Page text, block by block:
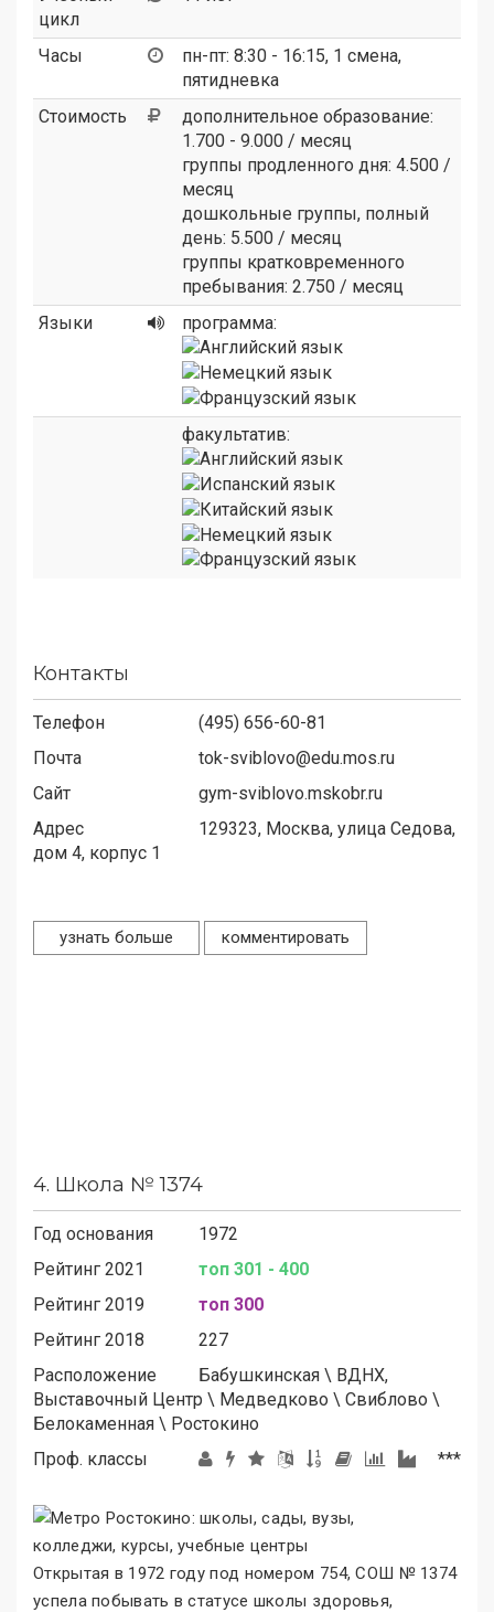
цикл
Часы
пн-пт: 8:30 - 16:15, 1 смена,
пятидневка
Стоимость
дополнительное образование:
1.700 - 9.000 / месяц
группы продленного дня: 4.500 /
месяц
дошкольные группы, полный
день: 5.500 / месяц
группы кратковременного
пребывания: 2.750 / месяц
Языки
программа:
факультатив:
Контакты
Телефон
(495) 656-60-81
Почта
tok-sviblovo@edu.mos.ru
Сайт
gym-sviblovo.mskobr.ru
Адрес
129323, Москва, улица Седова,
дом 4, корпус 1
узнать больше комментировать
4. Школа № 1374
Год основания
1972
Рейтинг 2021
топ 301 - 400
Рейтинг 2019
топ 300
Рейтинг 2018
227
Расположение
Бабушкинская \ ВДНХ,
Выставочный Центр \ Медведково \ Свиблово \
Белокаменная \ Ростокино
Проф. классы
***
Открытая в 1972 году под номером 754, СОШ № 1374
успела побывать в статусе школы здоровья,